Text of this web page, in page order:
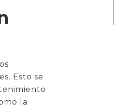
Esto se
la